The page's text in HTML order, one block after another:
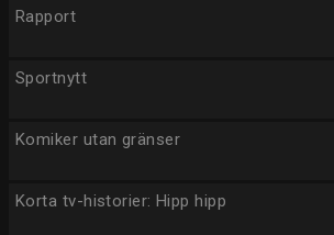
Rapport
Sportnytt
Komiker utan gränser
Korta tv-historier: Hipp hipp